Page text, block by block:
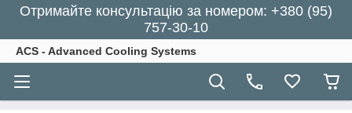
Отримайте консультацію за номером: +380 (95)
757-30-10
ACS - Advanced Cooling Systems